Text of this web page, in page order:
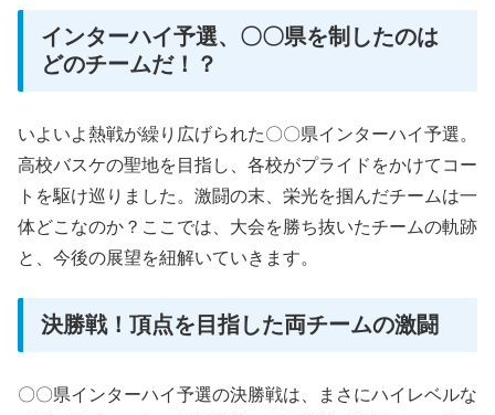
インターハイ予選、〇〇県を制したのは
どのチームだ！？
いよいよ熱戦が繰り広げられた〇〇県インターハイ予選。
高校バスケの聖地を目指し、各校がプライドをかけてコー
トを駆け巡りました。激闘の末、栄光を掴んだチームは一
体どこなのか？ここでは、大会を勝ち抜いたチームの軌跡
と、今後の展望を紐解いていきます。
決勝戦！頂点を目指した両チームの激闘
〇〇県インターハイ予選の決勝戦は、まさにハイレベルな